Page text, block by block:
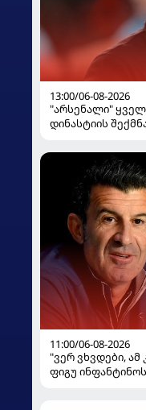
13:00/06-08-2026
"არსენალი"
დინასტიის
11:00/06-08-2026
"ვერ ვხვდები, ამ
ფიგუ